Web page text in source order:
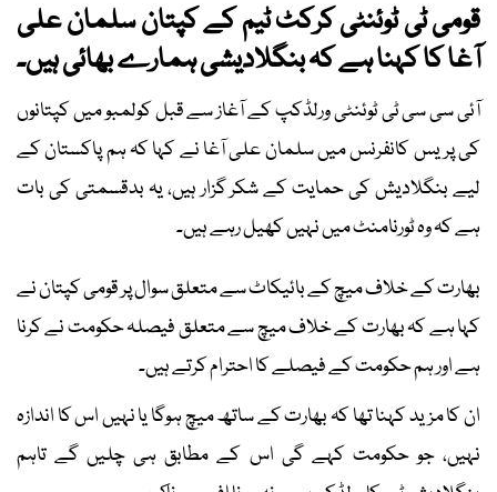
قومی ٹی ٹوئنٹی کرکٹ ٹیم کے کپتان سلمان علی
آغا کا کہنا ہے کہ بنگلادیشی ہمارے بھائی ہیں۔
آئی سی سی ٹی ٹوئنٹی ورلڈکپ کے آغاز سے قبل کولمبو میں کپتانوں
کی پریس کانفرنس میں سلمان علی آغا نے کہا کہ ہم پاکستان کے
لیے بنگلادیش کی حمایت کے شکر گزار ہیں، یہ بدقسمتی کی بات
ہے کہ وہ ٹورنامنٹ میں نہیں کھیل رہے ہیں۔
بھارت کے خلاف میچ کے بائیکاٹ سے متعلق سوال پر قومی کپتان نے
کہا ہے کہ بھارت کے خلاف میچ سے متعلق فیصلہ حکومت نے کرنا
ہے اور ہم حکومت کے فیصلے کا احترام کرتے ہیں۔
ان کا مزید کہنا تھا کہ بھارت کے ساتھ میچ ہوگا یا نہیں اس کا اندازہ
نہیں، جو حکومت کہے گی اس کے مطابق ہی چلیں گے تاہم